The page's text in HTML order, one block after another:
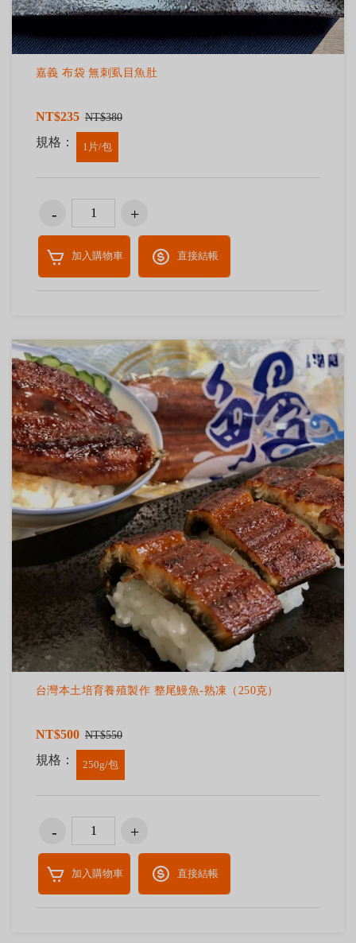
嘉義 布袋 無刺虱目魚肚
NT$235 NT$380
規格： 1片/包
加入購物車 直接結帳
台灣本土培育養殖製作 整尾鰻魚-熟凍（250克）
NT$500 NT$550
規格： 250g/包
加入購物車 直接結帳